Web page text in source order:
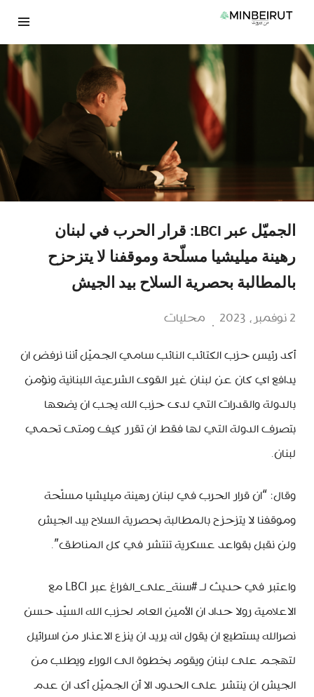
انتقل
المحتوى
الجميّل عبر LBCI: قرار الحرب في لبنان
رهينة ميليشيا مسلّحة وموقفنا لا يتزحزح
بالمطالبة بحصرية السلاح بيد الجيش
2 نوفمبر، 2023 محليات
أكد رئيس حزب الكتائب النائب سامي الجميّل أننا نرفض ان
يدافع اي كان عن لبنان غير القوى الشرعية اللبنانية ونؤمن
بالدولة والقدرات التي لدى حزب الله يجب ان يضعها
بتصرف الدولة التي لها فقط ان تقرر كيف ومتى تحمي
لبنان.
وقال: “ان قرار الحرب في لبنان رهينة ميليشيا مسلّحة
وموقفنا لا يتزحزح بالمطالبة بحصرية السلاح بيد الجيش
ولن نقبل بقواعد عسكرية تنتشر في كل المناطق”.
واعتبر في حديث لـ #سنة_على_الفراغ عبر LBCI مع
الاعلامية رولا حداد ان الأمين العام لحزب الله السيّد حسن
نصرالله يستطيع ان يقول انه يريد ان ينزع الاعذار من اسرائيل
لتهجم على لبنان ويقوم بخطوة الى الوراء ويطلب من
الجيش ان ينتشر على الحدود الا أن الجميّل أكد ان عدم